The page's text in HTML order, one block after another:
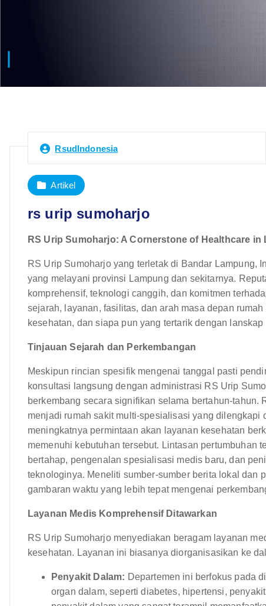
RsudIndonesia
Artikel
rs urip sumoharjo
RS Urip Sumoharjo: A Cornerstone of Healthcare in
RS Urip Sumoharjo yang terletak di Bandar Lampung,
yang melayani provinsi Lampung dan sekitarnya.
komprehensif, teknologi canggih, dan komitmen
sejarah, layanan, fasilitas, dan arah masa depan
kesehatan, dan siapa pun yang tertarik dengan
Tinjauan Sejarah dan Perkembangan
Meskipun rincian spesifik mengenai tanggal pasti
konsultasi langsung dengan administrasi RS Urip
berkembang secara signifikan selama bertahun-
menjadi rumah sakit multi-spesialisasi yang
meningkatnya permintaan akan layanan kesehatan
memenuhi kebutuhan tersebut. Lintasan pertumbuhan
bertahap, pengenalan spesialisasi medis baru, dan
teknologinya. Meneliti sumber-sumber berita lokal dan
gambaran waktu yang lebih tepat mengenai
Layanan Medis Komprehensif Ditawarkan
RS Urip Sumoharjo menyediakan beragam layanan
kesehatan. Layanan ini biasanya diorganisasikan ke
Penyakit Dalam: Departemen ini berfokus pada
organ dalam, seperti diabetes, hipertensi,